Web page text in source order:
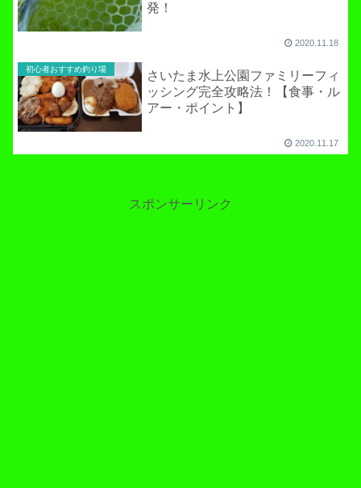
発！
2020.11.18
初心者おすすめ釣り場
さいたま水上公園ファミリーフィ
ッシング完全攻略法！【食事・ル
アー・ポイント】
2020.11.17
スポンサーリンク